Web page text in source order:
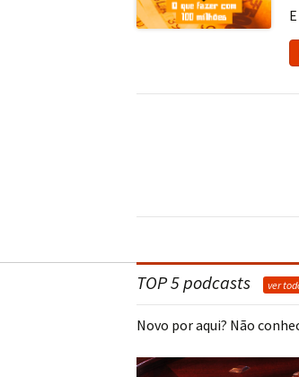
TOP 5 podcasts ver
Novo por aqui? Não